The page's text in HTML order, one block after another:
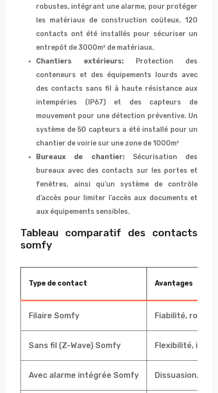
robustes, intégrant une alarme, pour protéger
les matériaux de construction coûteux. 120
contacts ont été installés pour sécuriser un
entrepôt de 3000m² de matériaux.
Chantiers extérieurs:
Protection des
conteneurs et des équipements lourds avec
des contacts sans fil à haute résistance aux
intempéries (IP67) et des capteurs de
mouvement pour une détection préventive. Un
système de 50 capteurs a été installé pour un
chantier de voirie sur une zone de 1000m²
Bureaux de chantier: Sécurisation des
bureaux avec des contacts sur les portes et
fenêtres, ainsi qu’un système de contrôle
d’accès pour limiter l’accès aux documents et
aux équipements sensibles.
Tableau comparatif des contacts
somfy
Type de contact Avantages
Filaire Somfy Fiabilité,
Sans fil (Z-Wave) Somfy Flexibilité,
Avec alarme intégrée Somfy Dissuasion,